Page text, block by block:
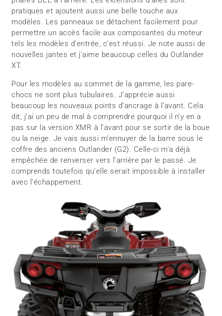
pratiques et ajoutent aussi une belle touche aux
modèles. Les panneaux se détachent facilement pour
permettre un accès facile aux composantes du moteur
tels les modèles d’entrée, c’est réussi. Je note aussi de
nouvelles jantes et j’aime beaucoup celles du Outlander
XT.
Pour les modèles au sommet de la gamme, les pare-
chocs ne sont plus tubulaires. J’apprécie aussi
beaucoup les nouveaux points d’ancrage à l’avant. Cela
dit, j’ai un peu de mal à comprendre pourquoi il n’y en a
pas sur la version XMR à l’avant pour se sortir de la boue
ou la neige. Je vais aussi m’ennuyer de la barre sous le
coffre des anciens Outlander (G2). Celle-ci m’a déjà
empêchée de renverser vers l’arrière par le passé. Je
comprends toutefois qu’elle serait impossible à installer
avec l’échappement.